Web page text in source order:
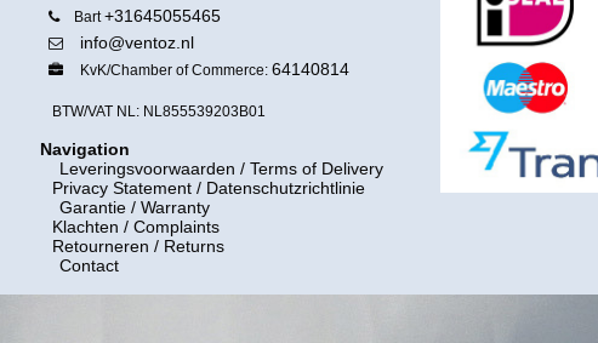
Bart+31645055465
info@ventoz.nl
KvK/Chamber of Commerce: 64140814
BTW/VAT NL: NL855539203B01
Navigation
Leveringsvoorwaarden / Terms of Delivery
Privacy Statement / Datenschutzrichtlinie
Garantie / Warranty
Klachten / Complaints
Retourneren / Returns
Contact